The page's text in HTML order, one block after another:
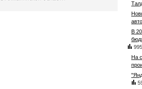
В
На